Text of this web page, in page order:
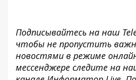
Подписывайтесь на наш
чтобы не пропустить
новостями в режиме
мессенджере следите на